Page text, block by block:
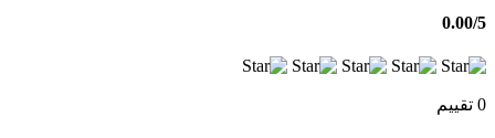
0.00/5
0 تقييم